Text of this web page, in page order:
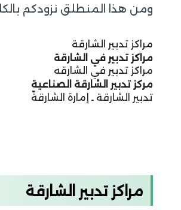
ومن هذا المنطلق نزودكم
مراكز تدبير الشارقة
مراكز تدبير في الشارقة
مراكز تدبير في الشارقه
مركز تدبير الشارقة الصناعية
تدبير الشارقة ـ إمارة الشارقةّ
مراكز تدبير الشارقة